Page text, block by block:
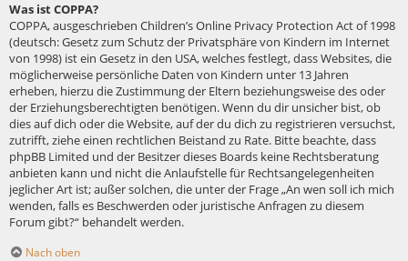
Was ist COPPA?
COPPA, ausgeschrieben Children’s Online Privacy Protection Act of 1998
(deutsch: Gesetz zum Schutz der Privatsphäre von Kindern im Internet
von 1998) ist ein Gesetz in den USA, welches festlegt, dass Websites, die
möglicherweise persönliche Daten von Kindern unter 13 Jahren
erheben, hierzu die Zustimmung der Eltern beziehungsweise des oder
der Erziehungsberechtigten benötigen. Wenn du dir unsicher bist, ob
dies auf dich oder die Website, auf der du dich zu registrieren versuchst,
zutrifft, ziehe einen rechtlichen Beistand zu Rate. Bitte beachte, dass
phpBB Limited und der Besitzer dieses Boards keine Rechtsberatung
anbieten kann und nicht die Anlaufstelle für Rechtsangelegenheiten
jeglicher Art ist; außer solchen, die unter der Frage „An wen soll ich mich
wenden, falls es Beschwerden oder juristische Anfragen zu diesem
Forum gibt?“ behandelt werden.
Nach oben